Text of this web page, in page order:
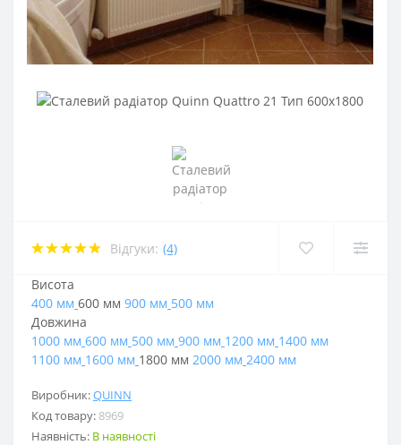
Відгуки: (4)
Виробник:QUINN
Код товару: 8969
Наявність: В наявності
Висота
400 мм 600 мм 900 мм 500 мм
Довжина
1000 мм 600 мм 500 мм 900 мм 1200 мм 1400 мм
1100 мм 1600 мм 1800 мм 2000 мм 2400 мм